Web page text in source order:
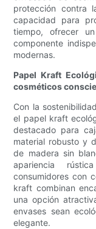
protección contra
capacidad para
tiempo, ofrecer
componente
modernas.
Papel Kraft
cosméticos
Con la
el papel kraft
destacado para
material robusto y
de madera sin
apariencia
consumidores con
kraft combinan
una opción
envases sean
elegante.